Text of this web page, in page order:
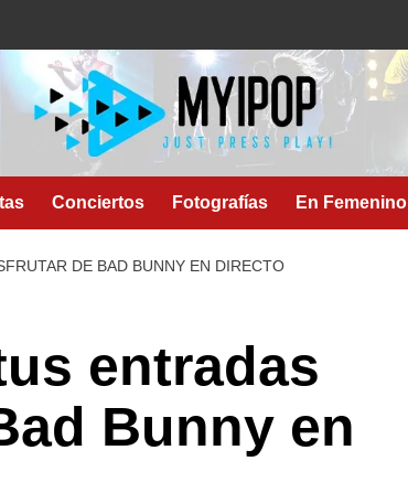
Conciertos Fotografías En Femenino
DE BAD BUNNY EN DIRECTO
entradas
Bunny en